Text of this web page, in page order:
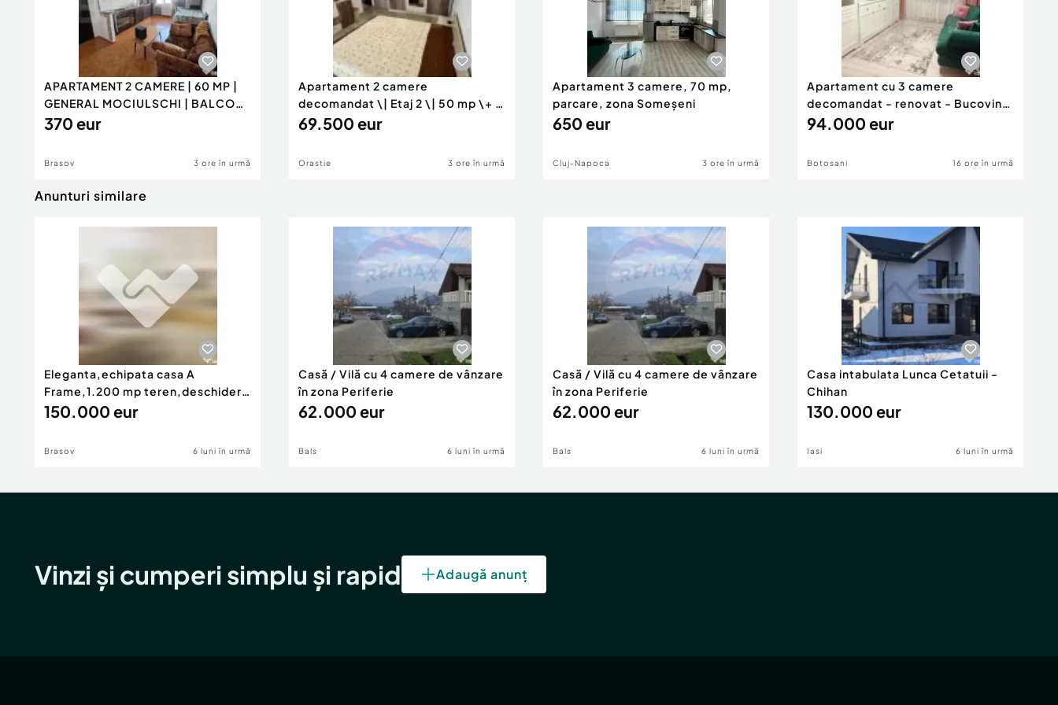
APARTAMENT 2 CAMERE | 60 MP |
GENERAL MOCIULSCHI | BALCON
DE
370 eur
Brasov 3 ore în urmă
Apartament 2 camere
decomandat \| Etaj 2 \| 50 mp \+ 8
mp ba
69.500 eur
Orastie 3 ore în urmă
Apartament 3 camere, 70 mp,
parcare, zona Someșeni
650 eur
Cluj-Napoca 3 ore în urmă
Apartament cu 3 camere
decomandat - renovat - Bucovina
- Par
94.000 eur
Botosani 16 ore în urmă
Anunturi similare
Eleganta,echipata casa A
Frame,1.200 mp teren,deschidere
Pia
150.000 eur
Brasov 6 luni în urmă
Casă / Vilă cu 4 camere de vânzare
în zona Periferie
62.000 eur
Bals 6 luni în urmă
Casă / Vilă cu 4 camere de vânzare
în zona Periferie
62.000 eur
Bals 6 luni în urmă
Casa intabulata Lunca Cetatuii -
Chihan
130.000 eur
Iasi 6 luni în urmă
Vinzi și cumperi simplu și rapid Adaugă anunț